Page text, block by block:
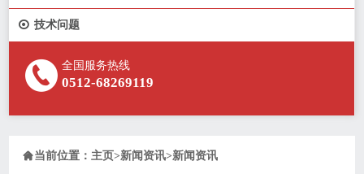
 技术问题
全国服务热线
0512-68269119
当前位置： 主页>新闻资讯>新闻资讯